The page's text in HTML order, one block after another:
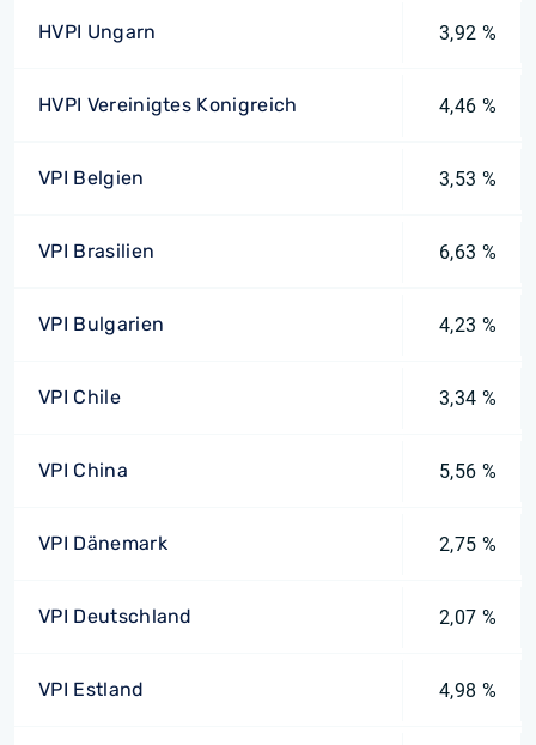
HVPI Ungarn 3,92 %
HVPI Vereinigtes Konigreich 4,46 %
VPI Belgien 3,53 %
VPI Brasilien 6,63 %
VPI Bulgarien 4,23 %
VPI Chile 3,34 %
VPI China 5,56 %
VPI Dänemark 2,75 %
VPI Deutschland 2,07 %
VPI Estland 4,98 %